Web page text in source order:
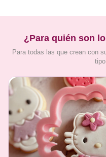
¿Para quién son
Para todas las que crean con